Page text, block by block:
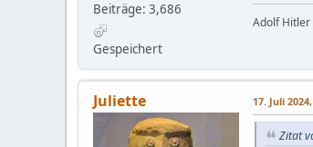
Beiträge: 3,686
Gespeichert
Adolf Hitler
Juliette 17. Juli
Zitat